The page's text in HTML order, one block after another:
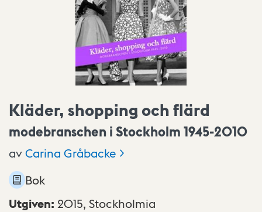
Kläder, shopping och flärd
modebranschen i Stockholm 1945-2010
avCarina Gråbacke
Bok
Utgiven: 2015, Stockholmia